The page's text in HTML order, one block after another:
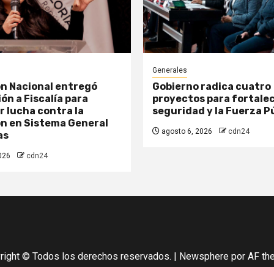
Nacional entregó
a Fiscalía para
lucha contra la
en Sistema General
cdn24
Generales
Gobierno radica cuatro
proyectos para
seguridad y la Fuerza
agosto 6, 2026 cdn24
© Todos los derechos reservados. | Newspherepor AF